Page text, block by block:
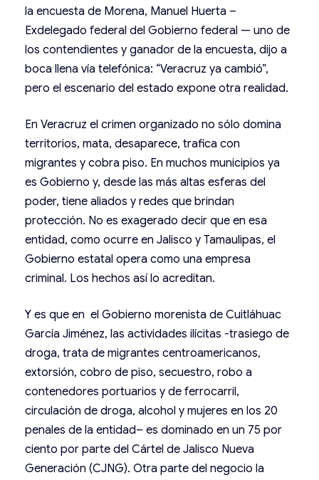
la encuesta de Morena, Manuel Huerta –
Exdelegado federal del Gobierno federal — uno de
los contendientes y ganador de la encuesta, dijo a
boca llena vía telefónica: “Veracruz ya cambió”,
pero el escenario del estado expone otra realidad.
En Veracruz el crimen organizado no sólo domina
territorios, mata, desaparece, trafica con
migrantes y cobra piso. En muchos municipios ya
es Gobierno y, desde las más altas esferas del
poder, tiene aliados y redes que brindan
protección. No es exagerado decir que en esa
entidad, como ocurre en Jalisco y Tamaulipas, el
Gobierno estatal opera como una empresa
criminal. Los hechos así lo acreditan.
Y es que en el Gobierno morenista de Cuitláhuac
García Jiménez, las actividades ilícitas -trasiego de
droga, trata de migrantes centroamericanos,
extorsión, cobro de piso, secuestro, robo a
contenedores portuarios y de ferrocarril,
circulación de droga, alcohol y mujeres en los 20
penales de la entidad– es dominado en un 75 por
ciento por parte del Cártel de Jalisco Nueva
Generación (CJNG). Otra parte del negocio la